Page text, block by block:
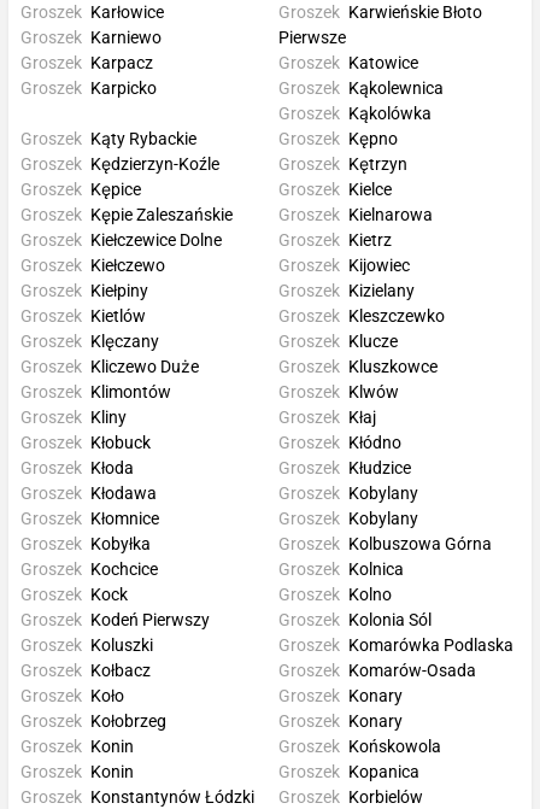
Groszek Karłowice
Groszek Karniewo
Groszek Karpacz
Groszek Karpicko
Groszek Karwieńskie Błoto
Pierwsze
Groszek Katowice
Groszek Kąkolewnica
Groszek Kąkolówka
Groszek Kąty Rybackie
Groszek Kędzierzyn-Koźle
Groszek Kępice
Groszek Kępie Zaleszańskie
Groszek Kępno
Groszek Kętrzyn
Groszek Kielce
Groszek Kielnarowa
Groszek Kiełczewice Dolne
Groszek Kiełczewo
Groszek Kiełpiny
Groszek Kietlów
Groszek Kietrz
Groszek Kijowiec
Groszek Kizielany
Groszek Kleszczewko
Groszek Klęczany
Groszek Kliczewo Duże
Groszek Klimontów
Groszek Kliny
Groszek Klucze
Groszek Kluszkowce
Groszek Klwów
Groszek Kłaj
Groszek Kłobuck
Groszek Kłoda
Groszek Kłodawa
Groszek Kłomnice
Groszek Kłódno
Groszek Kłudzice
Groszek Kobylany
Groszek Kobylany
Groszek Kobyłka
Groszek Kochcice
Groszek Kock
Groszek Kodeń Pierwszy
Groszek Kolbuszowa Górna
Groszek Kolnica
Groszek Kolno
Groszek Kolonia Sól
Groszek Koluszki
Groszek Kołbacz
Groszek Koło
Groszek Kołobrzeg
Groszek Komarówka Podlaska
Groszek Komarów-Osada
Groszek Konary
Groszek Konary
Groszek Konin
Groszek Konin
Groszek Konstantynów Łódzki
Groszek Końskowola
Groszek Kopanica
Groszek Korbielów